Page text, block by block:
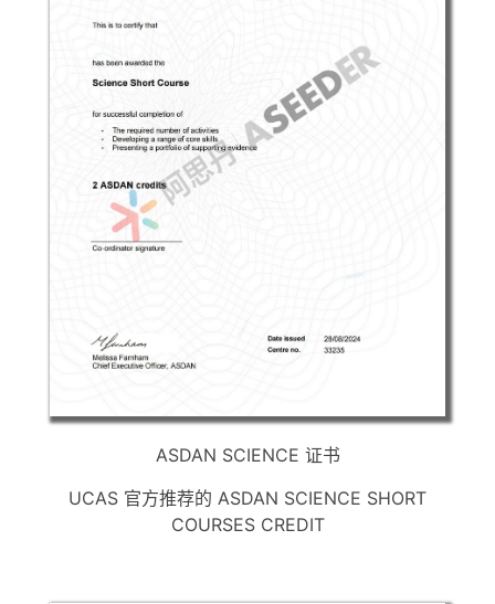
ASDAN SCIENCE 证书
UCAS 官方推荐的 ASDAN SCIENCE SHORT
COURSES CREDIT